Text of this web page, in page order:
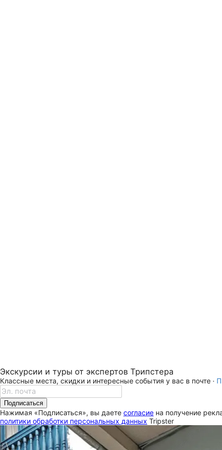
Экскурсии и туры от экспертов Трипстера
Классные места, скидки и интересные события у вас в почте ·
Подписаться
Нажимая «Подписаться», вы даете согласие на получение
политики обработки персональных данных Tripster